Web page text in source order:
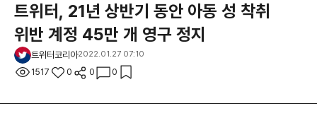
트위터, 21년 상반기 동안 아동 성 착취
위반 계정 45만 개 영구 정지
트위터코리아2022.01.27 07:10
1517 0 0 0